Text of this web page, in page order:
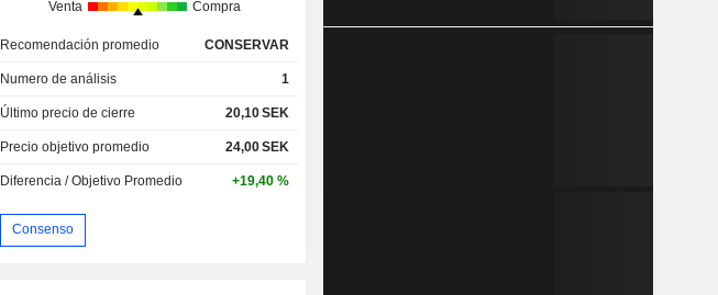
Venta Compra
Recomendación promedio CONSERVAR
Numero de análisis 1
Último precio de cierre 20,10SEK
Precio objetivo promedio 24,00SEK
Diferencia / Objetivo Promedio +19,40 %
Consenso